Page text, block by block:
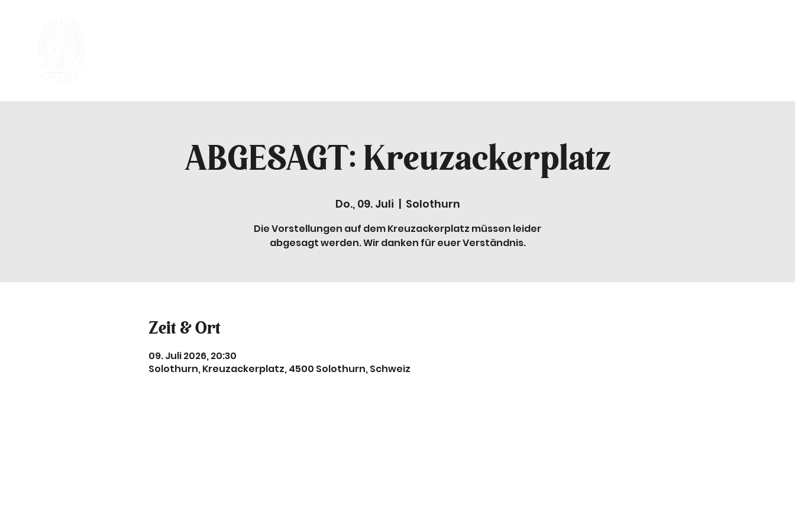
ABGESAGT: Kreuzackerplatz
Do., 09. Juli
  |
Solothurn
Die Vorstellungen auf dem Kreuzackerplatz müssen leider
abgesagt werden. Wir danken für euer Verständnis.
Zeit & Ort
09. Juli 2026, 20:30
Solothurn, Kreuzackerplatz, 4500 Solothurn, Schweiz